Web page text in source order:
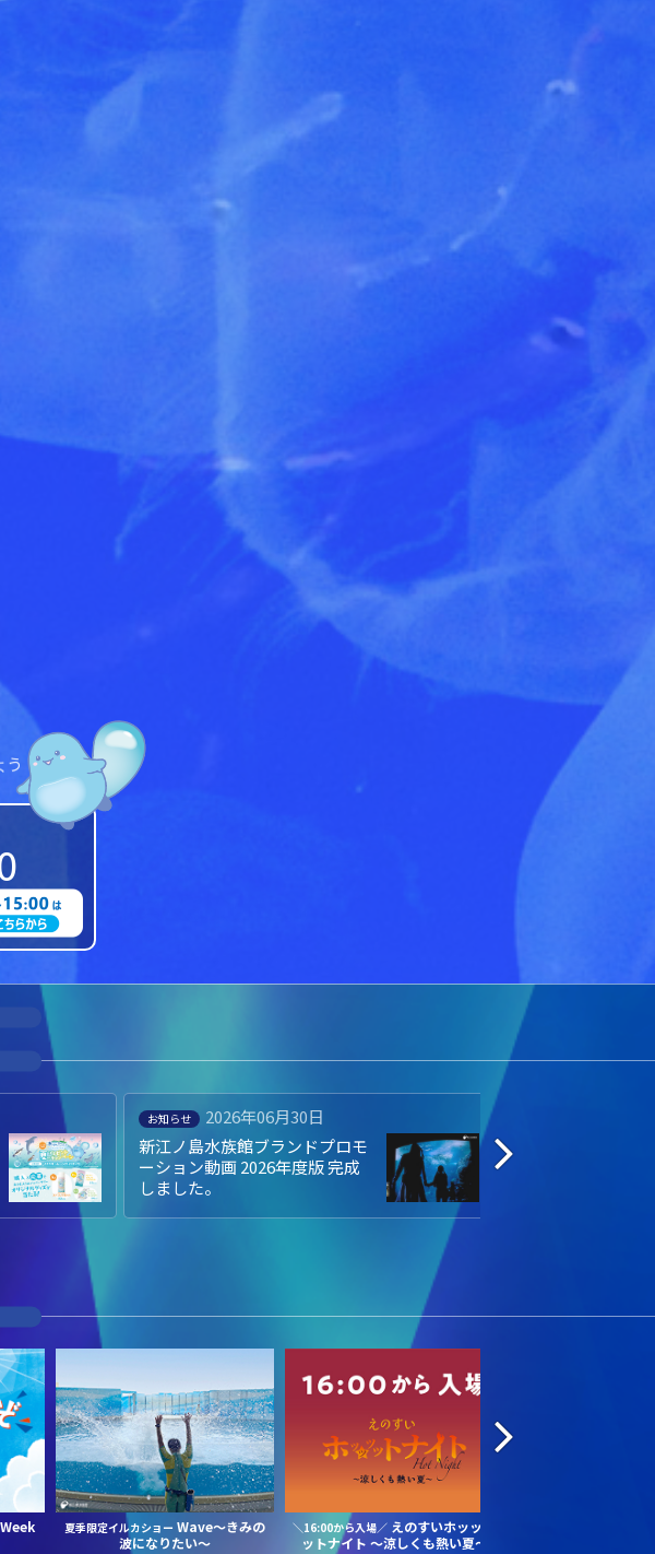
う
お知らせ
2026年06月19日
6月19日（金）当館２例目 人工
授精によるバンドウイルカの赤
ちゃんが誕生しました！
夏季限定イルカショー Wave～きみの
波になりたい～
＼16:00から入場／ えのすいホッッッ
ットナイト ～涼しくも熱い夏～